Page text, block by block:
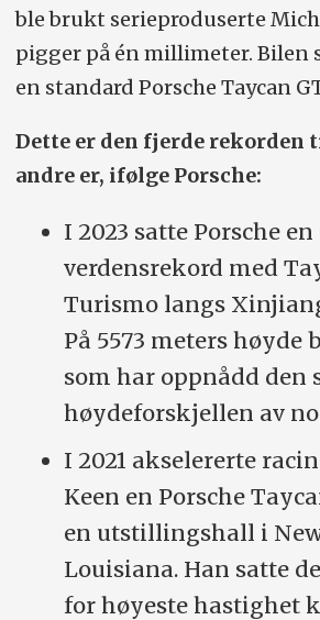
ble brukt serieproduserte
pigger på én millimeter. Bilen
en standard Porsche Taycan
Dette er den fjerde rekorden
andre er, ifølge Porsche:
I 2023 satte Porsche
verdensrekord med
Turismo langs
På 5573 meters høyde
som har oppnådd den
høydeforskjellen av
I 2021 akselererte
Keen en Porsche
en utstillingshall i
Louisiana. Han satte
for høyeste hastighet